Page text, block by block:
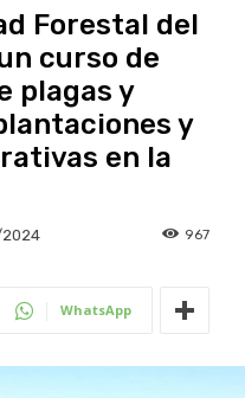
Forestal del
curso de
plagas y
y
en la
967
WhatsApp